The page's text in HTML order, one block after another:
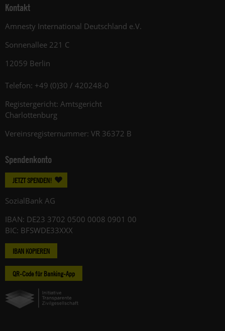
Kontakt
Amnesty International Deutschland e.V.
Sonnenallee 221 C
12059 Berlin
Telefon: +49 (0)30 / 420248-0
Registergericht: Amtsgericht
Charlottenburg
Vereinsregisternummer: VR 36372 B
Spendenkonto
JETZT SPENDEN!
SozialBank AG
IBAN: DE23 3702 0500 0008 0901 00
BIC: BFSWDE33XXX
IBAN KOPIEREN
QR-Code für Banking-App